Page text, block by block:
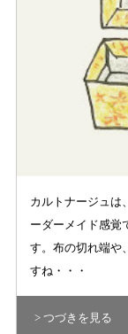
カルトナージュは
ーダーメイド感覚
す。布の切れ端や
すね・・・
> つづきを見る